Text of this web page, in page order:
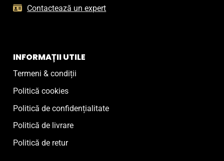
Contactează un expert
INFORMAȚII UTILE
Termeni & condiții
Politică cookies
Politică de confidențialitate
Politică de livrare
Politică de retur